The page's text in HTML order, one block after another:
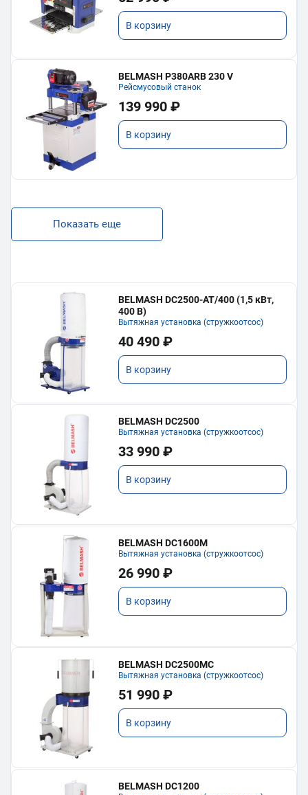
В корзину
BELMASH P380ARB 230 V
Рейсмусовый станок
139 990 ₽
В корзину
Показать еще
BELMASH DC2500-AT/400 (1,5 кВт,
400 В)
Вытяжная установка (стружкоотсос)
40 490 ₽
В корзину
BELMASH DC2500
Вытяжная установка (стружкоотсос)
33 990 ₽
В корзину
BELMASH DC1600M
Вытяжная установка (стружкоотсос)
26 990 ₽
В корзину
BELMASH DC2500MC
Вытяжная установка (стружкоотсос)
51 990 ₽
В корзину
BELMASH DC1200